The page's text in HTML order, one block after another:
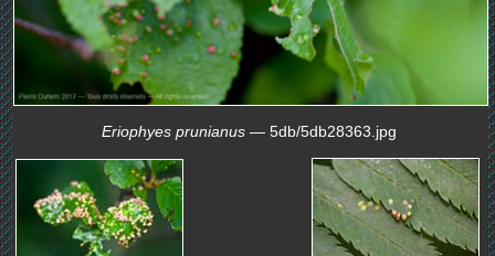
Eriophyes prunianus — 5db/5db28363.jpg